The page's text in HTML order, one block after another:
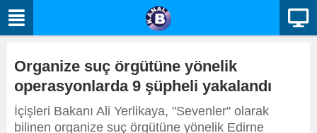
Organize suç örgütüne yönelik
operasyonlarda 9 şüpheli yakalandı
İçişleri Bakanı Ali Yerlikaya, "Sevenler" olarak
bilinen organize suç örgütüne yönelik Edirne